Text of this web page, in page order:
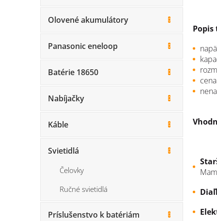
Olovené akumulátory
Panasonic eneloop
Batérie 18650
Nabíjačky
Káble
Svietidlá
Čelovky
Ručné svietidlá
Príslušenstvo k batériám